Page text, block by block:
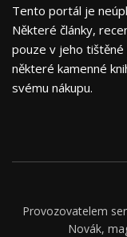
Tento portál je
Některé články,
pouze v jeho
některé kamenné
svému nákupu.
Provozovatelem
Novák,